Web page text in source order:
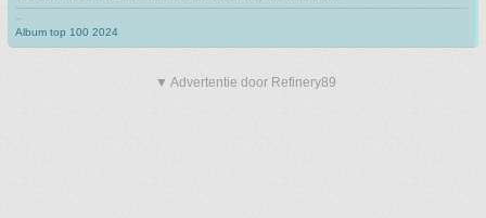
-------------------------------------------------------------------------------------------------------------------------------------------
--
Album top 100 2024
▼ Advertentie door Refinery89